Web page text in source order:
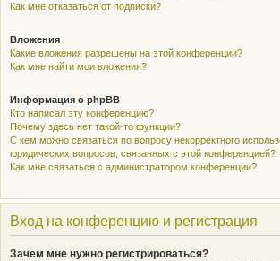
Как мне отказаться от подписки?
Вложения
Какие вложения разрешены на этой конференции?
Как мне найти мои вложения?
Информация о phpBB
Кто написал эту конференцию?
Почему здесь нет такой-то функции?
С кем можно связаться по вопросу некорректного
юридических вопросов, связанных с этой конференцией?
Как мне связаться с администратором конференции?
Вход на конференцию и регистрация
Зачем мне нужно регистрироваться?